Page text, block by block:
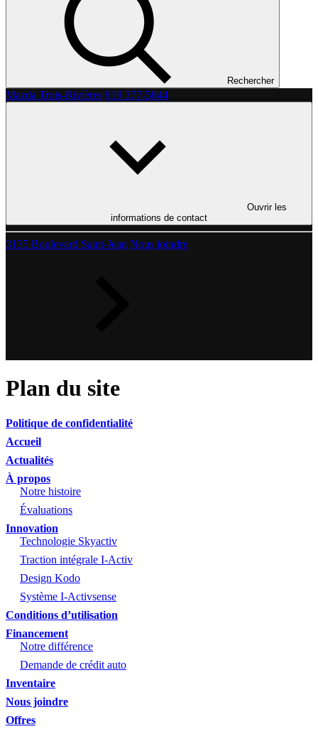
Rechercher
Mazda Trois-Rivières 819 377-5844
Ouvrir les
informations de contact
3135 Boulevard Saint-Jean Nous joindre
Plan du site
Politique de confidentialité
Accueil
Actualités
À propos
Notre histoire
Évaluations
Innovation
Technologie Skyactiv
Traction intégrale I-Activ
Design Kodo
Système I-Activsense
Conditions d’utilisation
Financement
Notre différence
Demande de crédit auto
Inventaire
Nous joindre
Offres